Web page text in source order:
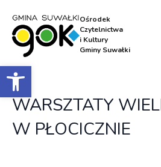
Otwórz pasek
Ośrodek
Czytelnictwa
i Kultury
Gminy Suwałki
WARSZTATY
W PŁOCICZNIE